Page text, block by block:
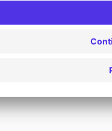
¿Problemas en la
para